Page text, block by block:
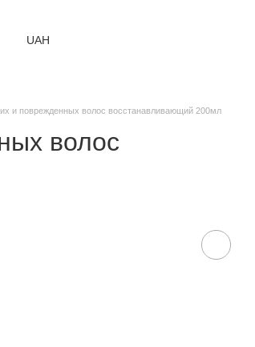
UAH
и поврежденных волос восстанавливающий 200мл
волос